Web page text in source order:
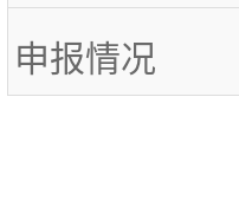
申报情况